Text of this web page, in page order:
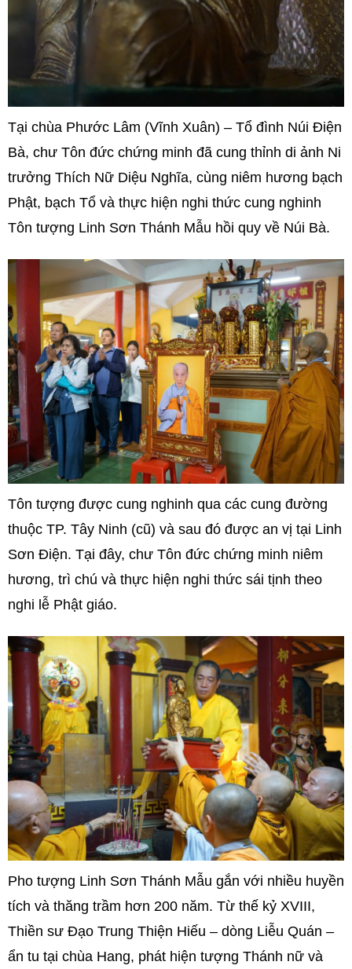
Tại chùa Phước Lâm (Vĩnh Xuân) – Tổ đình Núi Điện
Bà, chư Tôn đức chứng minh đã cung thỉnh di ảnh Ni
trưởng Thích Nữ Diệu Nghĩa, cùng niêm hương bạch
Phật, bạch Tổ và thực hiện nghi thức cung nghinh
Tôn tượng Linh Sơn Thánh Mẫu hồi quy về Núi Bà.
Tôn tượng được cung nghinh qua các cung đường
thuộc TP. Tây Ninh (cũ) và sau đó được an vị tại Linh
Sơn Điện. Tại đây, chư Tôn đức chứng minh niêm
hương, trì chú và thực hiện nghi thức sái tịnh theo
nghi lễ Phật giáo.
Pho tượng Linh Sơn Thánh Mẫu gắn với nhiều huyền
tích và thăng trầm hơn 200 năm. Từ thế kỷ XVIII,
Thiền sư Đạo Trung Thiện Hiếu – dòng Liễu Quán –
ẩn tu tại chùa Hang, phát hiện tượng Thánh nữ và